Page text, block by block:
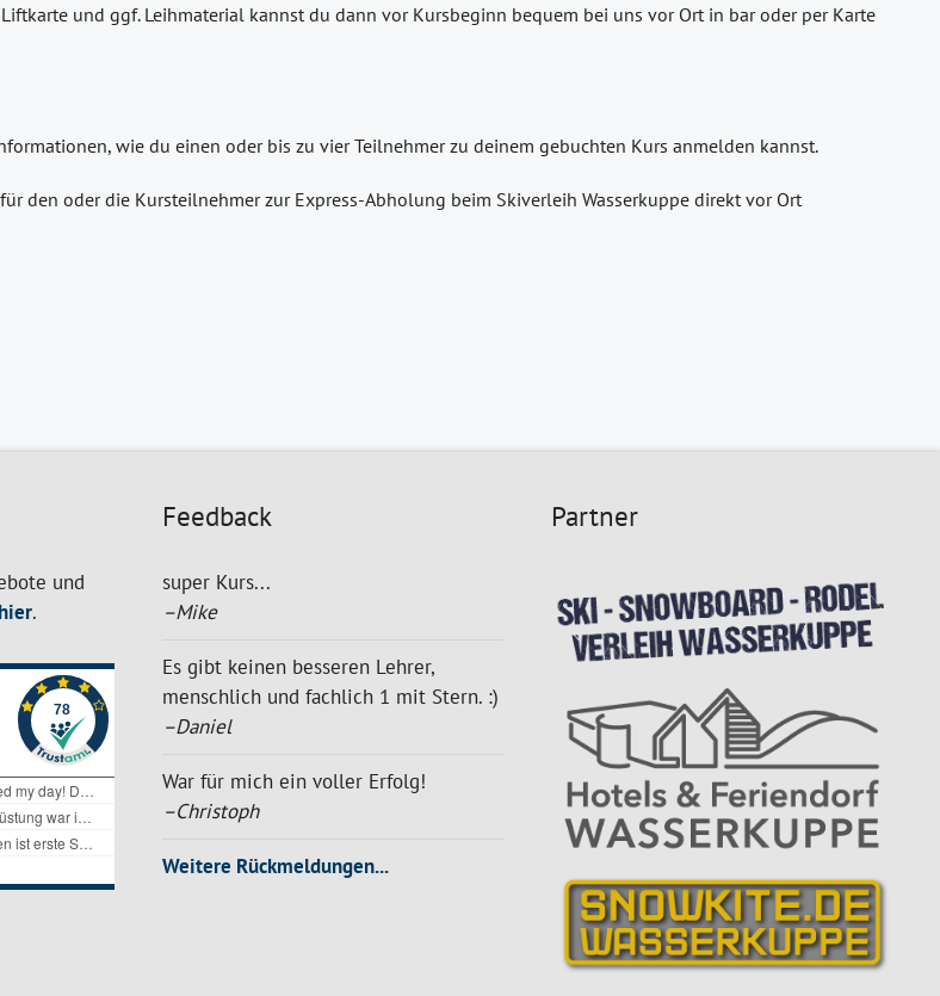
und ggf. Leihmaterial kannst du dann vor Kursbeginn bequem bei uns vor Ort in bar oder per Karte
wie du einen oder bis zu vier Teilnehmer zu deinem gebuchten Kurs anmelden kannst.
den oder die Kursteilnehmer zur Express-Abholung beim Skiverleih Wasserkuppe direkt vor Ort
und
hier.
Feedback
super Kurs...
–Mike
Es gibt keinen besseren Lehrer,
menschlich und fachlich 1 mit Stern. :)
–Daniel
War für mich ein voller Erfolg!
–Christoph
Weitere Rückmeldungen...
Partner